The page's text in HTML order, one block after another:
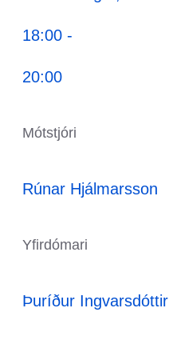
18:00 -
20:00
Mótstjóri
Rúnar Hjálmarsson
Yfirdómari
Þuríður Ingvarsdóttir